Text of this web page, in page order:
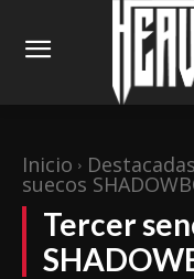
Inicio Destacadas
suecos
Tercer